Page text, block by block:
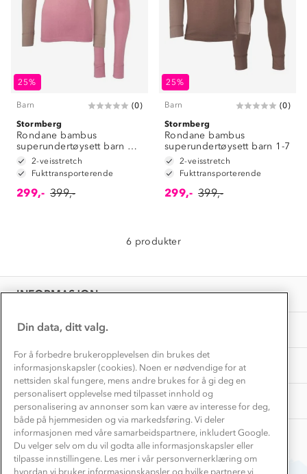
25%
Barn (0)
Stormberg
Rondane bambus
superundertøysett barn 8-
14
2-veisstretch
Fukttransporterende
299,- 399,-
25%
Barn (0)
Stormberg
Rondane bambus
superundertøysett barn 1-7
2-veisstretch
Fukttransporterende
299,- 399,-
6 produkter
INFORMASJON
Kontakt oss
Konkurransevinnere
Kundeklubb
Presse
OM OSS
Om Stormberg
Etisk handel
Dyreetikk
1% til samfunnet
Samarbeide med oss?
TIPS OG RÅD
Trelagsprinsippet barn
Alt du trenger til Norgesferien
Dette trenger du til barnehagen
Gravidklær
Store størrelser
Turmat oppskrifter
Beredskap
AKTIVITETER
Få turinspirasjon og tips her⛰
Overnatte utendørs⛺
Leirskole 🥾
Barnehageansatt
Tips til hyttetur
Din data, ditt valg.
For å forbedre brukeropplevelsen din brukes det
informasjonskapsler (cookies). Noen er nødvendige for at
nettsiden skal fungere, mens andre brukes for å gi deg en
personalisert opplevelse med tilpasset innhold og
personalisering av annonser som kan være av interesse for deg,
både på hjemmesiden og via markedsføring. Vi deler
informasjonen med våre samarbeidspartnere, inkludert Google.
Du velger selv om du vil godta alle informasjonskapsler eller
tilpasse innstillingene. Les mer i vår personvernerklæring om
hvordan vi bruker informasjonskapsler og hvilke partnere vi